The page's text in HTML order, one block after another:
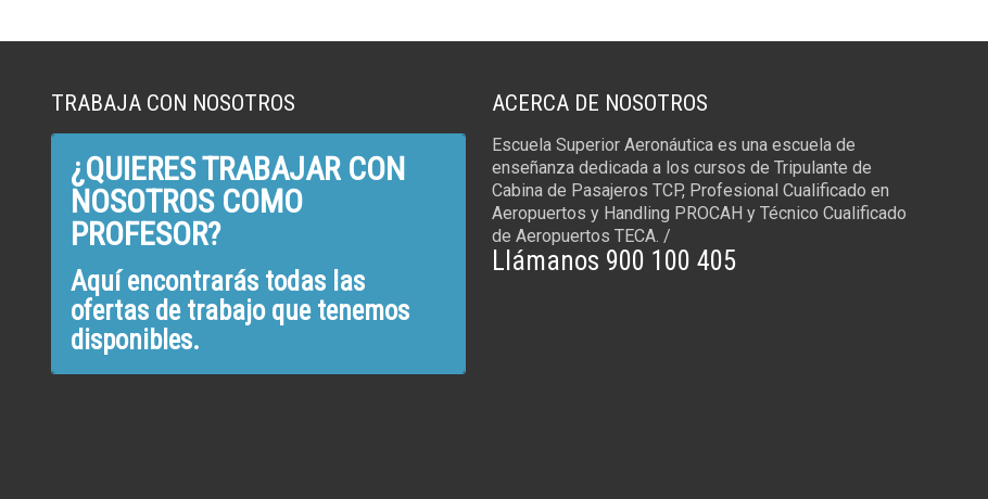
TRABAJA CON NOSOTROS
¿QUIERES TRABAJAR CON
NOSOTROS COMO
PROFESOR?
Aquí encontrarás todas las
ofertas de trabajo que tenemos
disponibles.
ACERCA DE NOSOTROS
Escuela Superior Aeronáutica es una escuela de
enseñanza dedicada a los cursos de Tripulante de
Cabina de Pasajeros TCP, Profesional Cualificado en
Aeropuertos y Handling PROCAH y Técnico Cualificado
de Aeropuertos TECA. /
Llámanos 900 100 405